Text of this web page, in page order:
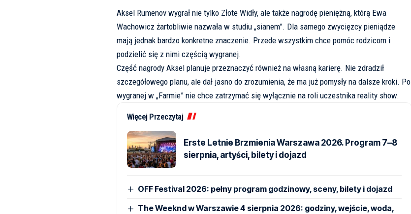
Aksel Rumenov wygrał nie tylko Złote Widły, ale także nagrodę pieniężną, którą Ewa
Wachowicz żartobliwie nazwała w studiu „sianem”. Dla samego zwycięzcy pieniądze
mają jednak bardzo konkretne znaczenie. Przede wszystkim chce pomóc rodzicom i
podzielić się z nimi częścią wygranej.
Część nagrody Aksel planuje przeznaczyć również na własną karierę. Nie zdradził
szczegółowego planu, ale dał jasno do zrozumienia, że ma już pomysły na dalsze kroki. Po
wygranej w „Farmie” nie chce zatrzymać się wyłącznie na roli uczestnika reality show.
Więcej Przeczytaj
Erste Letnie Brzmienia Warszawa 2026. Program 7–8
sierpnia, artyści, bilety i dojazd
OFF Festival 2026: pełny program godzinowy, sceny, bilety i dojazd
The Weeknd w Warszawie 4 sierpnia 2026: godziny, wejście, woda,